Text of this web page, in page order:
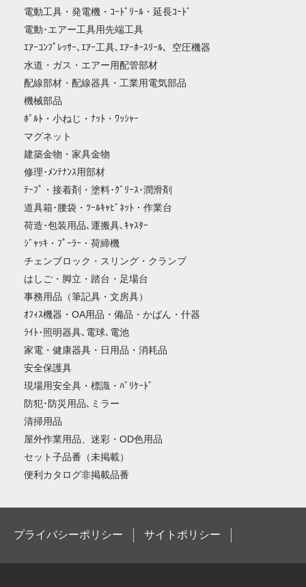
電動工具・発電機・ｺｰﾄﾞﾘｰﾙ・延長ｺｰﾄﾞ
電動･エアー工具用先端工具
ｴｱｰｺﾝﾌﾟﾚｯｻｰ､ｴｱｰ工具､ｴｱｰﾎｰｽﾘｰﾙ、空圧機器
水道・ガス・エアー用配管部材
配線部材・配線器具・工業用電気部品
機械部品
ﾎﾞﾙﾄ・小ねじ・ﾅｯﾄ・ﾜｯｼｬｰ
マグネット
建築金物・家具金物
修理･ﾒﾝﾃﾅﾝｽ用部材
ﾃｰﾌﾟ・接着剤・塗料･ｸﾞﾘｰｽ･潤滑剤
道具箱･腰袋・ﾂｰﾙｷｬﾋﾞﾈｯﾄ・作業台
荷造･包装用品､運搬具､ｷｬｽﾀｰ
ｼﾞｬｯｷ・ﾌﾟｰﾗｰ・荷締機
チェンブロック・スリング・クランプ
はしご・脚立・踏台・足場台
事務用品（筆記具・文房具）
ｵﾌｨｽ機器・OA用品・備品・かばん・什器
ﾗｲﾄ･照明器具､電球､電池
家電・健康器具・日用品・消耗品
安全保護具
現場用安全具・標識・ﾊﾞﾘｹｰﾄﾞ
防犯･防災用品､ミラー
清掃用品
屋外作業用品、迷彩・OD色用品
セット子品番（未掲載）
便利カタログ非掲載品番
プライバシーポリシー サイトポリシー